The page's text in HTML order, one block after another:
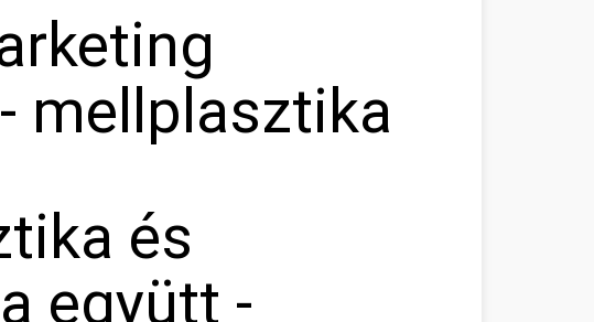
mellplasztika
és
együtt -